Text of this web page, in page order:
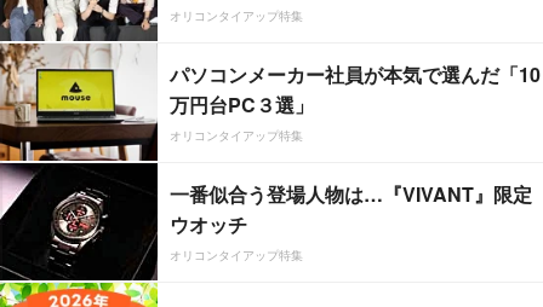
オリコンタイアップ特集
パソコンメーカー社員が本気で選んだ「10
万円台PC３選」
オリコンタイアップ特集
一番似合う登場人物は…『VIVANT』限定
ウオッチ
オリコンタイアップ特集